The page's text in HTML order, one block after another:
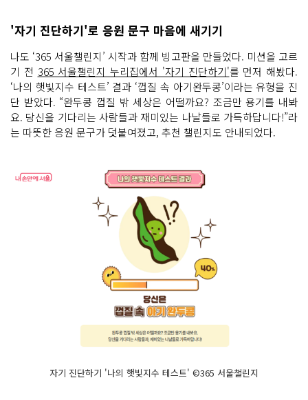
'자기 진단하기'로 응원 문구 마음에 새기기
나도 ‘365 서울챌린지’ 시작과 함께 빙고판을 만들었다. 미션을 고르
기 전 365 서울챌린지 누리집에서 '자기 진단하기'를 먼저 해봤다.
‘나의 햇빛지수 테스트’ 결과 ‘껍질 속 아기완두콩’이라는 유형을 진
단 받았다. “완두콩 껍질 밖 세상은 어떨까요? 조금만 용기를 내봐
요. 당신을 기다리는 사람들과 재미있는 나날들로 가득하답니다!”라
는 따뜻한 응원 문구가 덧붙여졌고, 추천 챌린지도 안내되었다.
자기 진단하기 '나의 햇빛지수 테스트' ©365 서울챌린지